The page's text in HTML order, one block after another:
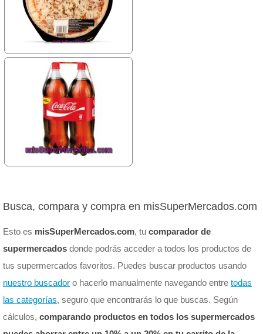
Busca, compara y compra en misSuperMercados.com
Esto es misSuperMercados.com, tu comparador de
supermercados donde podrás acceder a todos los productos de
tus supermercados favoritos. Puedes buscar productos usando
nuestro buscador o hacerlo manualmente navegando entre todas
las categorías, seguro que encontrarás lo que buscas. Según
cálculos, comparando productos en todos los supermercados